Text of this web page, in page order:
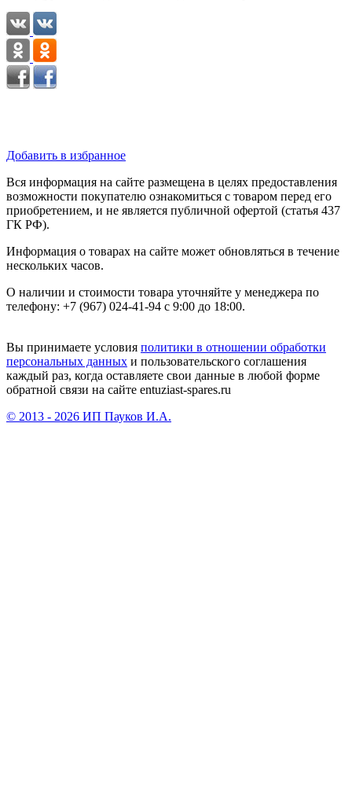
Добавить в избранное
Вся информация на сайте размещена в целях предоставления
возможности покупателю ознакомиться с товаром перед его
приобретением, и не является публичной офертой (статья 437
ГК РФ).
Информация о товарах на сайте может обновляться в течение
нескольких часов.
О наличии и стоимости товара уточняйте у менеджера по
телефону: +7 (967) 024-41-94 с 9:00 до 18:00.
Вы принимаете условия политики в отношении обработки
персональных данных и пользовательского соглашения
каждый раз, когда оставляете свои данные в любой форме
обратной связи на сайте entuziast-spares.ru
© 2013 - 2026 ИП Пауков И.А.